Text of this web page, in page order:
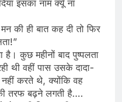
इसका नाम क्यूँ ना
की ही बात कह दी तो फिर
कुछ महीनों बाद पुष्पलता
थी वहीं पास उसके दादा-
करते थे, क्योंकि वह
तरफ बढ़ने लगती है….